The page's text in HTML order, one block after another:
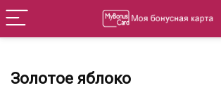
Золотое яблоко